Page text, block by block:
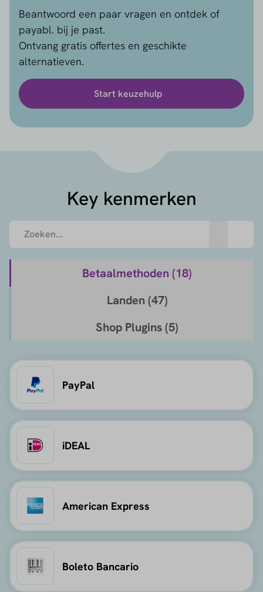
Beantwoord een paar vragen en ontdek of
payabl. bij je past.
Ontvang gratis offertes en geschikte
alternatieven.
Start keuzehulp
Key kenmerken
Betaalmethoden (18)
Landen (47)
Shop Plugins (5)
PayPal
iDEAL
American Express
Boleto Bancario